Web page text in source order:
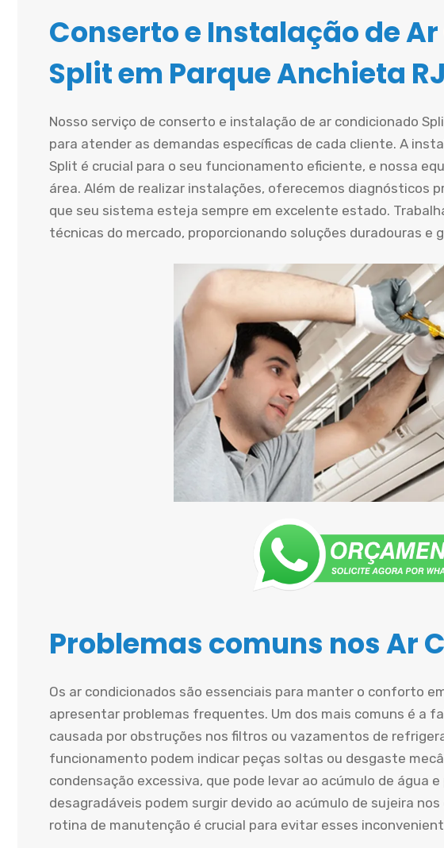
Conserto e Instalação de
Split em Parque Anchieta RJ
Nosso serviço de conserto e instalação de ar condicionado
para atender as demandas específicas de cada cliente. A
Split é crucial para o seu funcionamento eficiente, e nossa
área. Além de realizar instalações, oferecemos diagnósticos
que seu sistema esteja sempre em excelente estado.
técnicas do mercado, proporcionando soluções duradouras
Problemas comuns nos Ar
Os ar condicionados são essenciais para manter o conforto
apresentar problemas frequentes. Um dos mais comuns é a
causada por obstruções nos filtros ou vazamentos de
funcionamento podem indicar peças soltas ou desgaste
condensação excessiva, que pode levar ao acúmulo de água
desagradáveis podem surgir devido ao acúmulo de sujeira
rotina de manutenção é crucial para evitar esses